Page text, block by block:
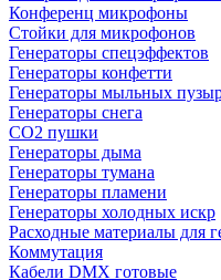
Конференц микрофоны
Стойки для микрофонов
Генераторы спецэффектов
Генераторы конфетти
Генераторы мыльных
Генераторы снега
CO2 пушки
Генераторы дыма
Генераторы тумана
Генераторы пламени
Генераторы холодных искр
Расходные материалы для
Коммутация
Кабели DMX готовые